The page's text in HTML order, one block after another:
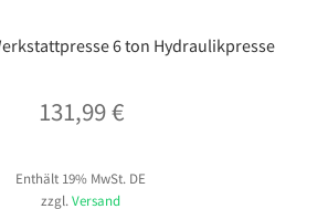
6 ton Hydraulikpresse
131,99€
Enthält 19% MwSt. DE
zzgl.Versand